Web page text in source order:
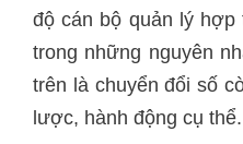
độ cán bộ quản lý hợp
trong những nguyên
trên là chuyển đổi số
lược, hành động cụ thể.